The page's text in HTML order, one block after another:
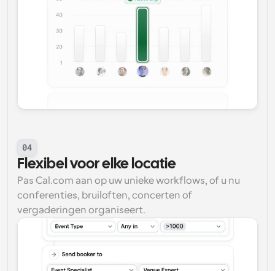
04
Flexibel voor elke locatie
Pas Cal.com aan op uw unieke workflows, of u nu
conferenties, bruiloften, concerten of
vergaderingen organiseert.